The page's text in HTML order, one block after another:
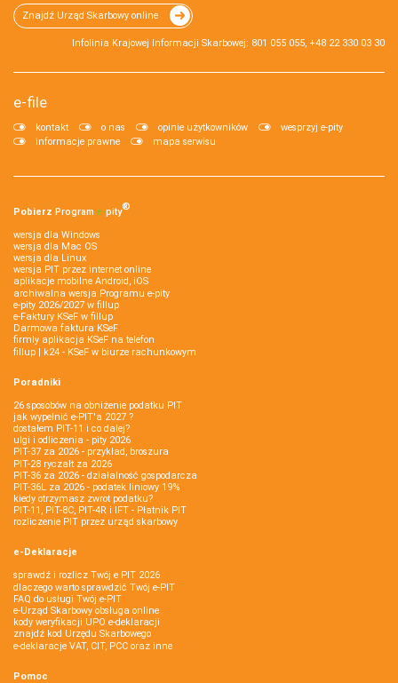
Znajdź Urząd Skarbowy online
Infolinia Krajowej Informacji Skarbowej: 801 055 055, +48 22 330 03 30
e-file
kontakt o nas opinie użytkowników
wesprzyj e-pity
informacje prawne
mapa serwisu
Pobierz Program e‑pity®
wersja dla Windows
wersja dla Mac OS
wersja dla Linux
wersja PIT przez internet online
aplikacje mobilne Android, iOS
archiwalna wersja Programu e-pity
e-pity 2026/2027 w fillup
e‑Faktury KSeF w fillup
Darmowa faktura KSeF
firmly aplikacja KSeF na telefon
fillup | k24 - KSeF w biurze rachunkowym
Poradniki
26 sposobów na obniżenie podatku PIT
jak wypełnić e-PIT'a 2027 ?
dostałem PIT-11 i co dalej?
ulgi i odliczenia - pity 2026
PIT-37 za 2026 - przykład, broszura
PIT-28 ryczałt za 2026
PIT-36 za 2026 - działalność gospodarcza
PIT-36L za 2026 - podatek liniowy 19%
kiedy otrzymasz zwrot podatku?
PIT-11, PIT-8C, PIT-4R i IFT - Płatnik PIT
rozliczenie PIT przez urząd skarbowy
e-Deklaracje
sprawdź i rozlicz Twój e PIT 2026
dlaczego warto sprawdzić Twój e-PIT
FAQ do usługi Twój e-PIT
e-Urząd Skarbowy obsługa online
kody weryfikacji UPO e-deklaracji
znajdź kod Urzędu Skarbowego
e-deklaracje VAT, CIT, PCC oraz inne
Pomoc